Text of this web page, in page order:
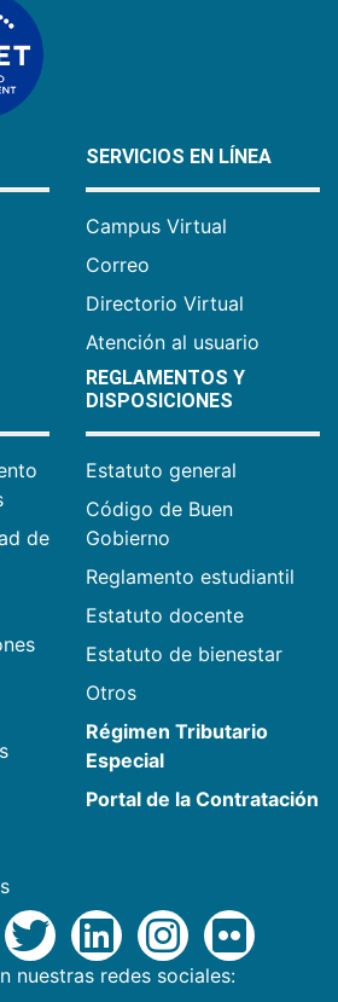
SERVICIOS EN LÍNEA
Campus Virtual
Correo
Directorio Virtual
Atención al usuario
de
REGLAMENTOS Y
DISPOSICIONES
Estatuto general
Código de Buen
Gobierno
Reglamento estudiantil
Estatuto docente
Estatuto de bienestar
Otros
Régimen Tributario
Especial
Portal de la Contratación
nuestras redes sociales: